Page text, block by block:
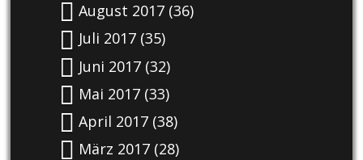
August 2017(36)
Juli 2017(35)
Juni 2017(32)
Mai 2017(33)
April 2017(38)
März 2017(28)